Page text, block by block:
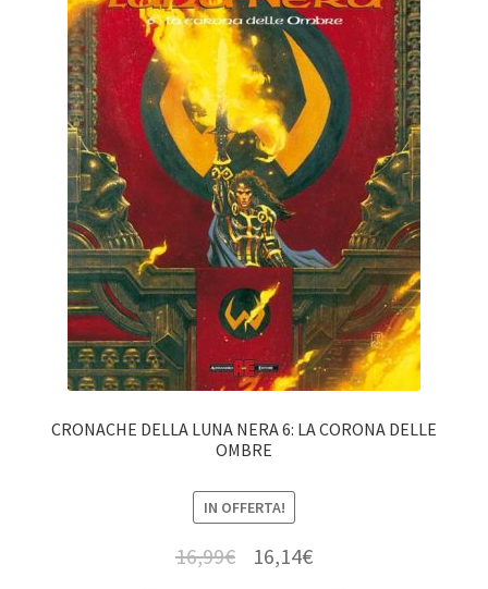
CRONACHE DELLA LUNA NERA 6: LA CORONA DELLE
OMBRE
IN OFFERTA!
16,99€ 16,14€